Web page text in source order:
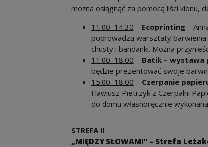
można osiągnąć za pomocą liści klonu,
11:00–14:30 – Ecoprinting–
poprowadzą warsztaty barwienia
chusty i bandanki. Można
11:00–18:00 – Batik – wystawa
będzie prezentować swoje
15:00–18:00 – Czerpanie
Flawiusz Pietrzyk z Czerpalni
do domu własnoręcznie
STREFA II
„MIĘDZY SŁOWAMI” – Strefa